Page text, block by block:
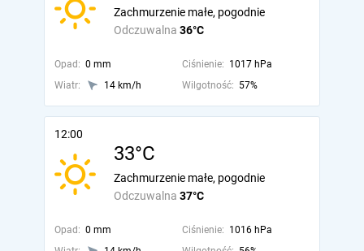
Odczuwalna 36°C
Zachmurzenie małe, pogodnie
Opad: 0 mm Ciśnienie: 1017 hPa
Wiatr:
14 km/h Wilgotność: 57%
12:00
33°C
Odczuwalna 37°C
Zachmurzenie małe, pogodnie
Opad: 0 mm Ciśnienie: 1016 hPa